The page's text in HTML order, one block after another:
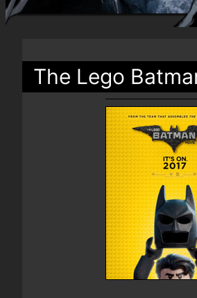
The Lego